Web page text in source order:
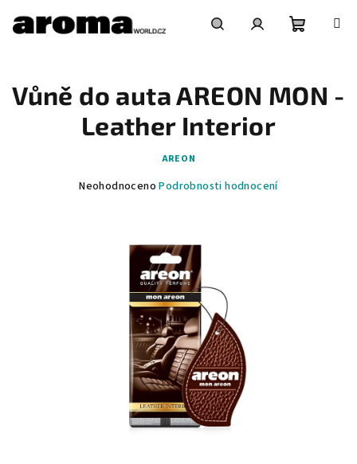
obsah
košík
Vůně do auta AREON MON -
Leather Interior
AREON
Průměrné
hvězdiček.
Neohodnoceno Podrobnosti hodnocení